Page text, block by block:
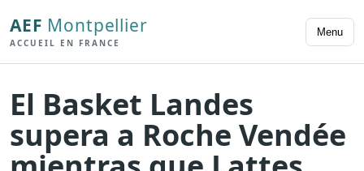
AEF Montpellier
ACCUEIL EN FRANCE
Menu
El Basket Landes
supera a Roche Vendée